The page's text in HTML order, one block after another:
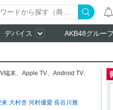
デバイス AKB48グルー
端末、 Apple TV、 Android TV、
來 大村杏 河村優愛 長谷川雅